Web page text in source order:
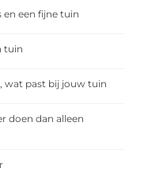
een fijne tuin
tuin
wat past bij jouw tuin
doen dan alleen